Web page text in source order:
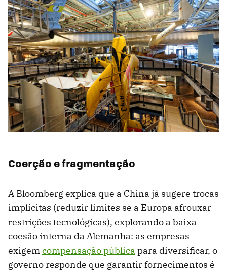
Coerção e fragmentação
A Bloomberg explica que a China já sugere trocas
implícitas (reduzir limites se a Europa afrouxar
restrições tecnológicas), explorando a baixa
coesão interna da Alemanha: as empresas
exigemcompensação pública para diversificar, o
governo responde que garantir fornecimentos é